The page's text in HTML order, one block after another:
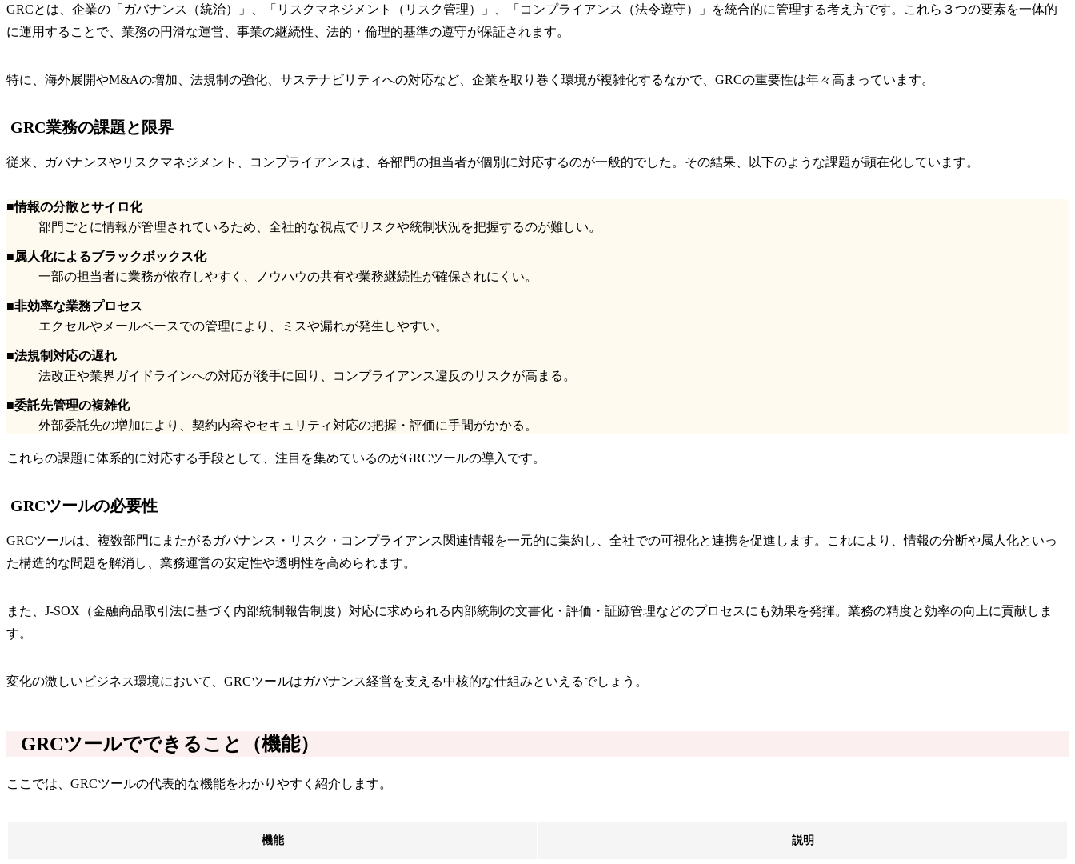
GRCとは、企業の「ガバナンス（統治）」、「リスクマネジメント（リスク管理）」、「コンプライアンス（法令遵守）」を統合的に管理する考え方です。これら３つの要素を一体的
に運用することで、業務の円滑な運営、事業の継続性、法的・倫理的基準の遵守が保証されます。
特に、海外展開やM&Aの増加、法規制の強化、サステナビリティへの対応など、企業を取り巻く環境が複雑化するなかで、GRCの重要性は年々高まっています。
GRC業務の課題と限界
従来、ガバナンスやリスクマネジメント、コンプライアンスは、各部門の担当者が個別に対応するのが一般的でした。その結果、以下のような課題が顕在化しています。
■情報の分散とサイロ化
部門ごとに情報が管理されているため、全社的な視点でリスクや統制状況を把握するのが難しい。
■属人化によるブラックボックス化
一部の担当者に業務が依存しやすく、ノウハウの共有や業務継続性が確保されにくい。
■非効率な業務プロセス
エクセルやメールベースでの管理により、ミスや漏れが発生しやすい。
■法規制対応の遅れ
法改正や業界ガイドラインへの対応が後手に回り、コンプライアンス違反のリスクが高まる。
■委託先管理の複雑化
外部委託先の増加により、契約内容やセキュリティ対応の把握・評価に手間がかかる。
これらの課題に体系的に対応する手段として、注目を集めているのがGRCツールの導入です。
GRCツールの必要性
GRCツールは、複数部門にまたがるガバナンス・リスク・コンプライアンス関連情報を一元的に集約し、全社での可視化と連携を促進します。これにより、情報の分断や属人化といっ
た構造的な問題を解消し、業務運営の安定性や透明性を高められます。
また、J-SOX（金融商品取引法に基づく内部統制報告制度）対応に求められる内部統制の文書化・評価・証跡管理などのプロセスにも効果を発揮。業務の精度と効率の向上に貢献しま
す。
変化の激しいビジネス環境において、GRCツールはガバナンス経営を支える中核的な仕組みといえるでしょう。
GRCツールでできること（機能）
ここでは、GRCツールの代表的な機能をわかりやすく紹介します。
機能 説明